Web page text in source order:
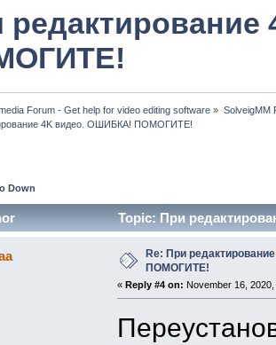
Forum - Get help for video editing software » SolveigMM
4K видео. ОШИБКА! ПОМОГИТЕ!
Down
Topic: При
Re: При
ПОМОГИТЕ!
« Reply #4 on: November 16,